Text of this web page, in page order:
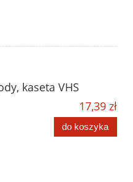
kaseta VHS
17,39 zł
do koszyka